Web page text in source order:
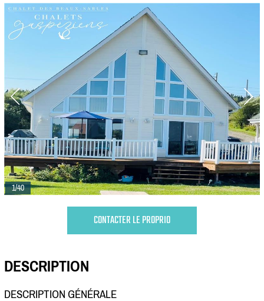
1/40
CONTACTER LE PROPRIO
DESCRIPTION
DESCRIPTION GÉNÉRALE